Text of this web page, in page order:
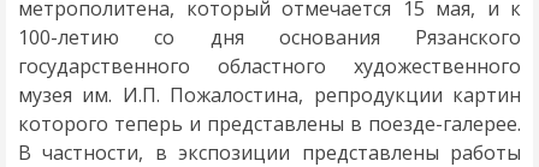
метрополитена, который отмечается 15 мая, и к
100-летию со дня основания Рязанского
государственного областного художественного
музея им. И.П. Пожалостина, репродукции картин
которого теперь и представлены в поезде-галерее.
В частности, в экспозиции представлены работы